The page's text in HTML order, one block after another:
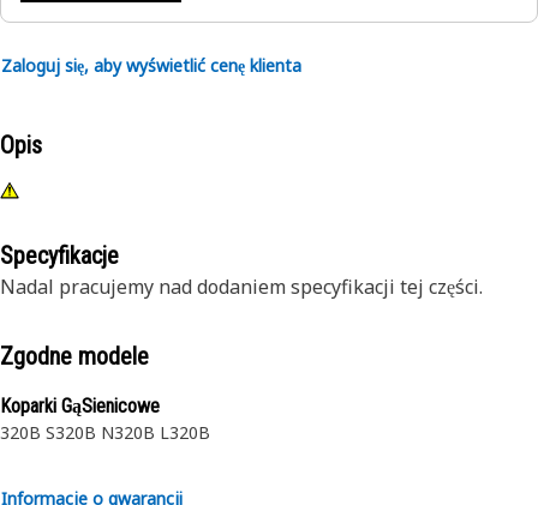
Zaloguj się, aby wyświetlić cenę klienta
Opis
Specyfikacje
Nadal pracujemy nad dodaniem specyfikacji tej części.
Zgodne modele
Koparki GąSienicowe
320B S320B N320B L320B
Informacje o gwarancji